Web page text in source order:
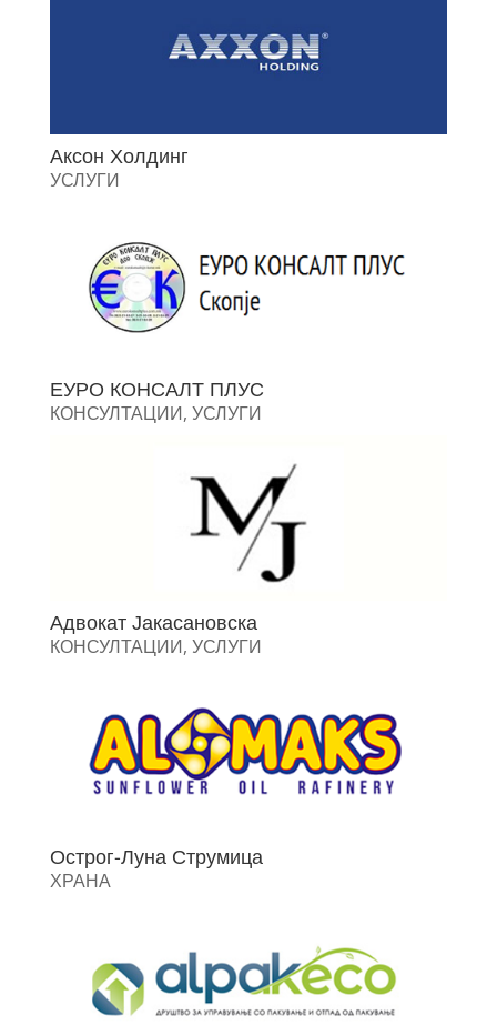
Аксон Холдинг
УСЛУГИ
ЕУРО КОНСАЛТ ПЛУС
КОНСУЛТАЦИИ, УСЛУГИ
Адвокат Јакасановска
КОНСУЛТАЦИИ, УСЛУГИ
Острог-Луна Струмица
ХРАНА